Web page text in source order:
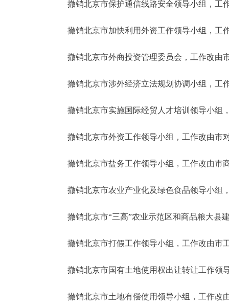
撤销北京市保护通信线路安全领导小组，工
撤销北京市加快利用外资工作领导小组，工
撤销北京市外商投资管理委员会，工作改由
撤销北京市涉外经济立法规划协调小组，工
撤销北京市实施国际经贸人才培训领导小组
撤销北京市外资工作领导小组，工作改由市
撤销北京市盐务工作领导小组，工作改由市
撤销北京市农业产业化及绿色食品领导小组
撤销北京市“三高”农业示范区和商品粮大县
撤销北京市打假工作领导小组，工作改由市
撤销北京市国有土地使用权出让转让工作领
撤销北京市土地有偿使用领导小组，工作改